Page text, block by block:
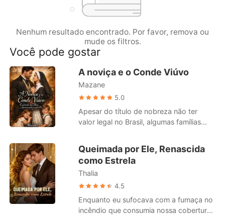
Nenhum resultado encontrado. Por favor, remova ou
mude os filtros.
Você pode gostar
A noviça e o Conde Viúvo
Mazane
5.0
Apesar do título de nobreza não ter
valor legal no Brasil, algumas famílias
Alencastro. Neste cenário, Maria Clara,
uma jovem professora e aspirante a
freira, órfã, criada entre as irmãs do
Instituto Santa Bárbara, é enviada pela
madre superiora para trabalhar como
babá e educadora no Solar Alencastro,
uma propriedade imponente pertencente
Queimada por Ele, Renascida
como Estrela
Thalia
4.5
Enquanto eu sufocava com a fumaça no
incêndio que consumia nossa cobertura